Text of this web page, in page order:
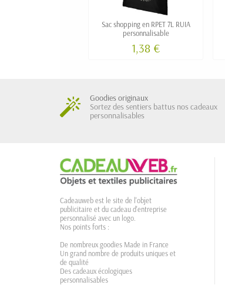
Sac shopping en RPET 7L RUIA
personnalisable
1,38 €
Goodies originaux
Sortez des sentiers battus nos cadeaux
personnalisables
Cadeauweb est le site de l'objet
publicitaire et du cadeau d'entreprise
personnalisé avec un logo.
Nos points forts :
De nombreux goodies Made in France
Un grand nombre de produits uniques et
de qualité
Des cadeaux écologiques
personnalisables